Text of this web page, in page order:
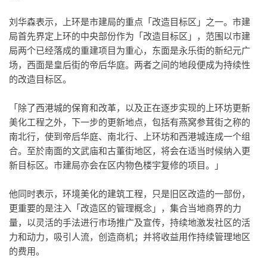
刘华森表示，上环是市建局的重点「改造目标区」之一。市建
局首先界定上环的中央部份作为「改造目标区」，范围以市建
局两个已经落成的重建项目为重心，东面是永乐街的新纪元广
场，西面是皇后街的帝后华庭。两者之间的地段便成为持续性
的改造目标区。
「除了西港城的保育和改革，以及正在逐步实现的上环坊更新
美化工程之外，下一步的更新地点，包括有燕窝参茸街之称的
南北行，使到帝后华庭、南北行、上环坊和西港城连成一个组
合。至於南面的文武庙和古董街地区，将会在适当时候纳入更
新目标区。市建局亦会在区内物色楼宇复修的项目。」
他同时表示，环境美化的建筑工程，只是旧区改造的一部份，
更重要的是注入「改造区的管理概念」，集合当地商界的力
量，以灵活的手法进行市场推广及宣传，持续地激发社区的活
力和动力，吸引人流，创造商机；并将收益用作持续管理地区
的费用。